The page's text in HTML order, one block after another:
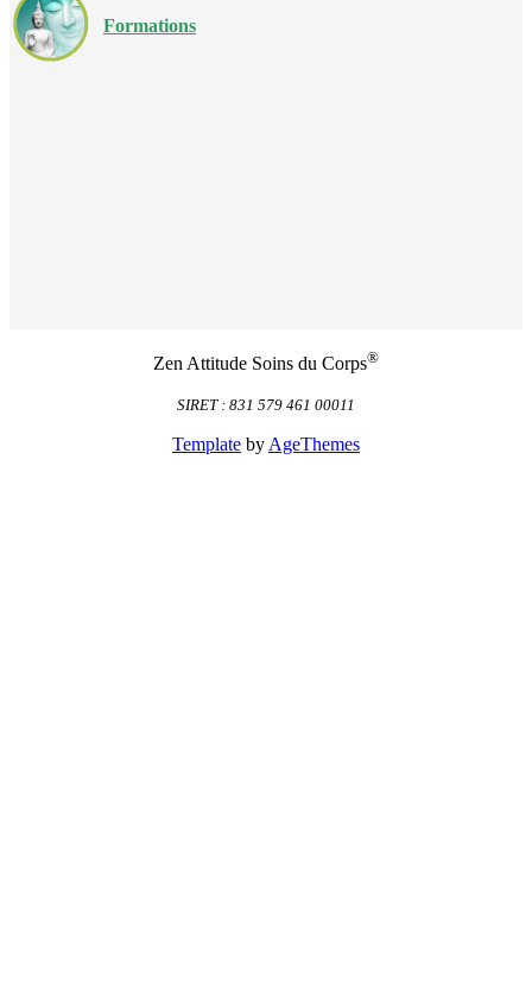
Formations
Zen Attitude Soins du Corps®
SIRET : 831 579 461 00011
Template by AgeThemes